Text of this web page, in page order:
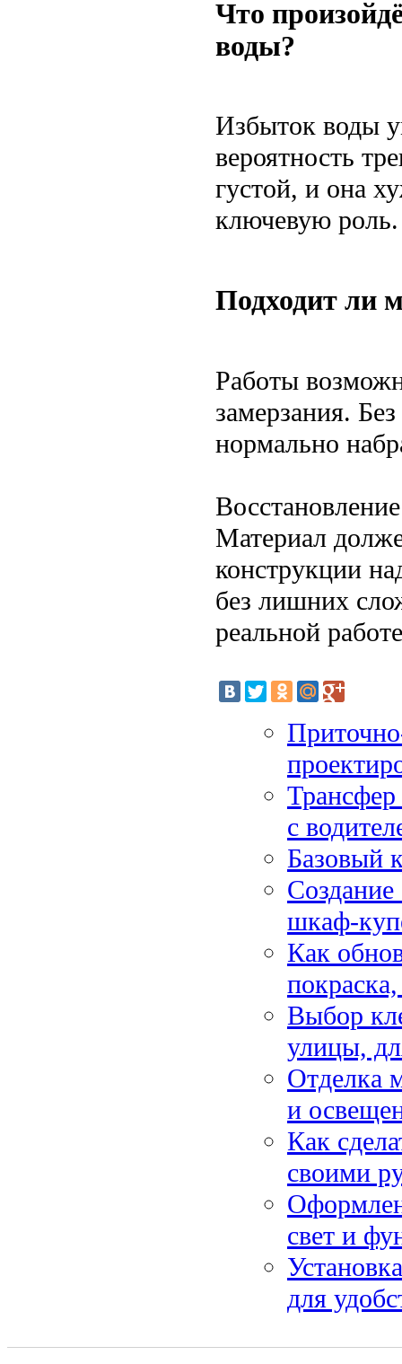
Что
воды?
Избыток воды
вероятность
густой, и она
ключевую роль.
Подходит ли
Работы
замерзания.
нормально
Материал
конструкции
без лишних
реальной
с
Базовый
шкаф-
Как
Выбор
улицы,
Отделка
и
Как
своими
свет и
для